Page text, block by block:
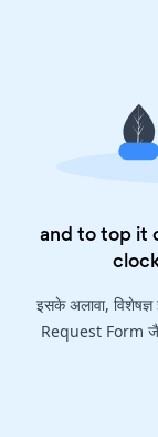
and to top it
इसके अलावा,
Request Form